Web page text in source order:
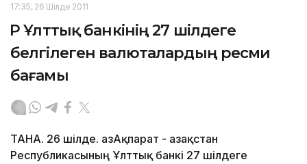
17:35, 26 Шілде 2011
ҚР Ұлттық банкінің 27 шілдеге
белгілеген валюталардың ресми
бағамы
ТАНА. 26 шілде. ҚазАқпарат - Қазақстан
Республикасының Ұлттық банкі 27 шілдеге